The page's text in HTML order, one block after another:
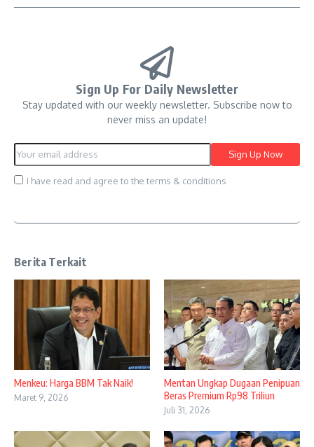
Sign Up For Daily Newsletter
Stay updated with our weekly newsletter. Subscribe now to
never miss an update!
I have read and agree to the terms & conditions
Berita Terkait
Menkeu: Harga BBM Tak Naik!
Maret 9, 2026
Mentan Ungkap Dugaan Penipuan
Beras Premium Rp98 Triliun
Juli 31, 2026